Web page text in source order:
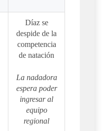
Díaz se
despide de la
competencia
de natación
La nadadora
espera poder
ingresar al
equipo
regional